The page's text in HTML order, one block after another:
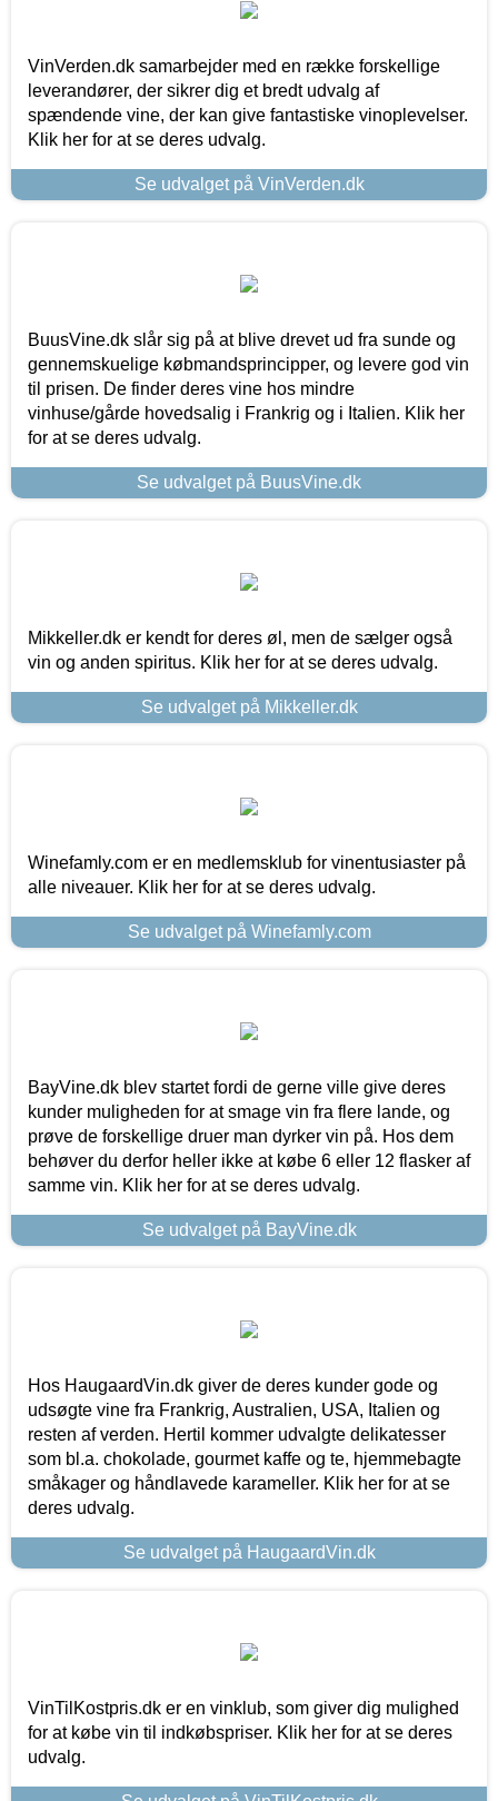
VinVerden.dk samarbejder med en række forskellige
leverandører, der sikrer dig et bredt udvalg af
spændende vine, der kan give fantastiske vinoplevelser.
Klik her for at se deres udvalg.
Se udvalget på VinVerden.dk
BuusVine.dk slår sig på at blive drevet ud fra sunde og
gennemskuelige købmandsprincipper, og levere god vin
til prisen. De finder deres vine hos mindre
vinhuse/gårde hovedsalig i Frankrig og i Italien. Klik her
for at se deres udvalg.
Se udvalget på BuusVine.dk
Mikkeller.dk er kendt for deres øl, men de sælger også
vin og anden spiritus. Klik her for at se deres udvalg.
Se udvalget på Mikkeller.dk
Winefamly.com er en medlemsklub for vinentusiaster på
alle niveauer. Klik her for at se deres udvalg.
Se udvalget på Winefamly.com
BayVine.dk blev startet fordi de gerne ville give deres
kunder muligheden for at smage vin fra flere lande, og
prøve de forskellige druer man dyrker vin på. Hos dem
behøver du derfor heller ikke at købe 6 eller 12 flasker af
samme vin. Klik her for at se deres udvalg.
Se udvalget på BayVine.dk
Hos HaugaardVin.dk giver de deres kunder gode og
udsøgte vine fra Frankrig, Australien, USA, Italien og
resten af verden. Hertil kommer udvalgte delikatesser
som bl.a. chokolade, gourmet kaffe og te, hjemmebagte
småkager og håndlavede karameller. Klik her for at se
deres udvalg.
Se udvalget på HaugaardVin.dk
VinTilKostpris.dk er en vinklub, som giver dig mulighed
for at købe vin til indkøbspriser. Klik her for at se deres
udvalg.